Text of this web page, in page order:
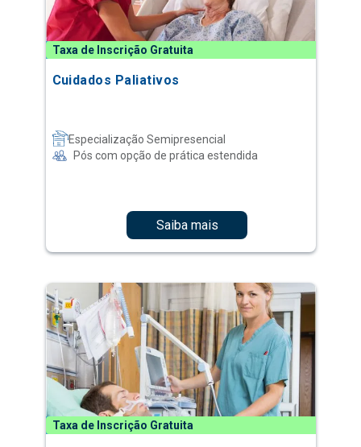
Taxa de Inscrição Gratuita
Cuidados Paliativos
Especialização Semipresencial
Pós com opção de prática estendida
Saiba mais
Taxa de Inscrição Gratuita